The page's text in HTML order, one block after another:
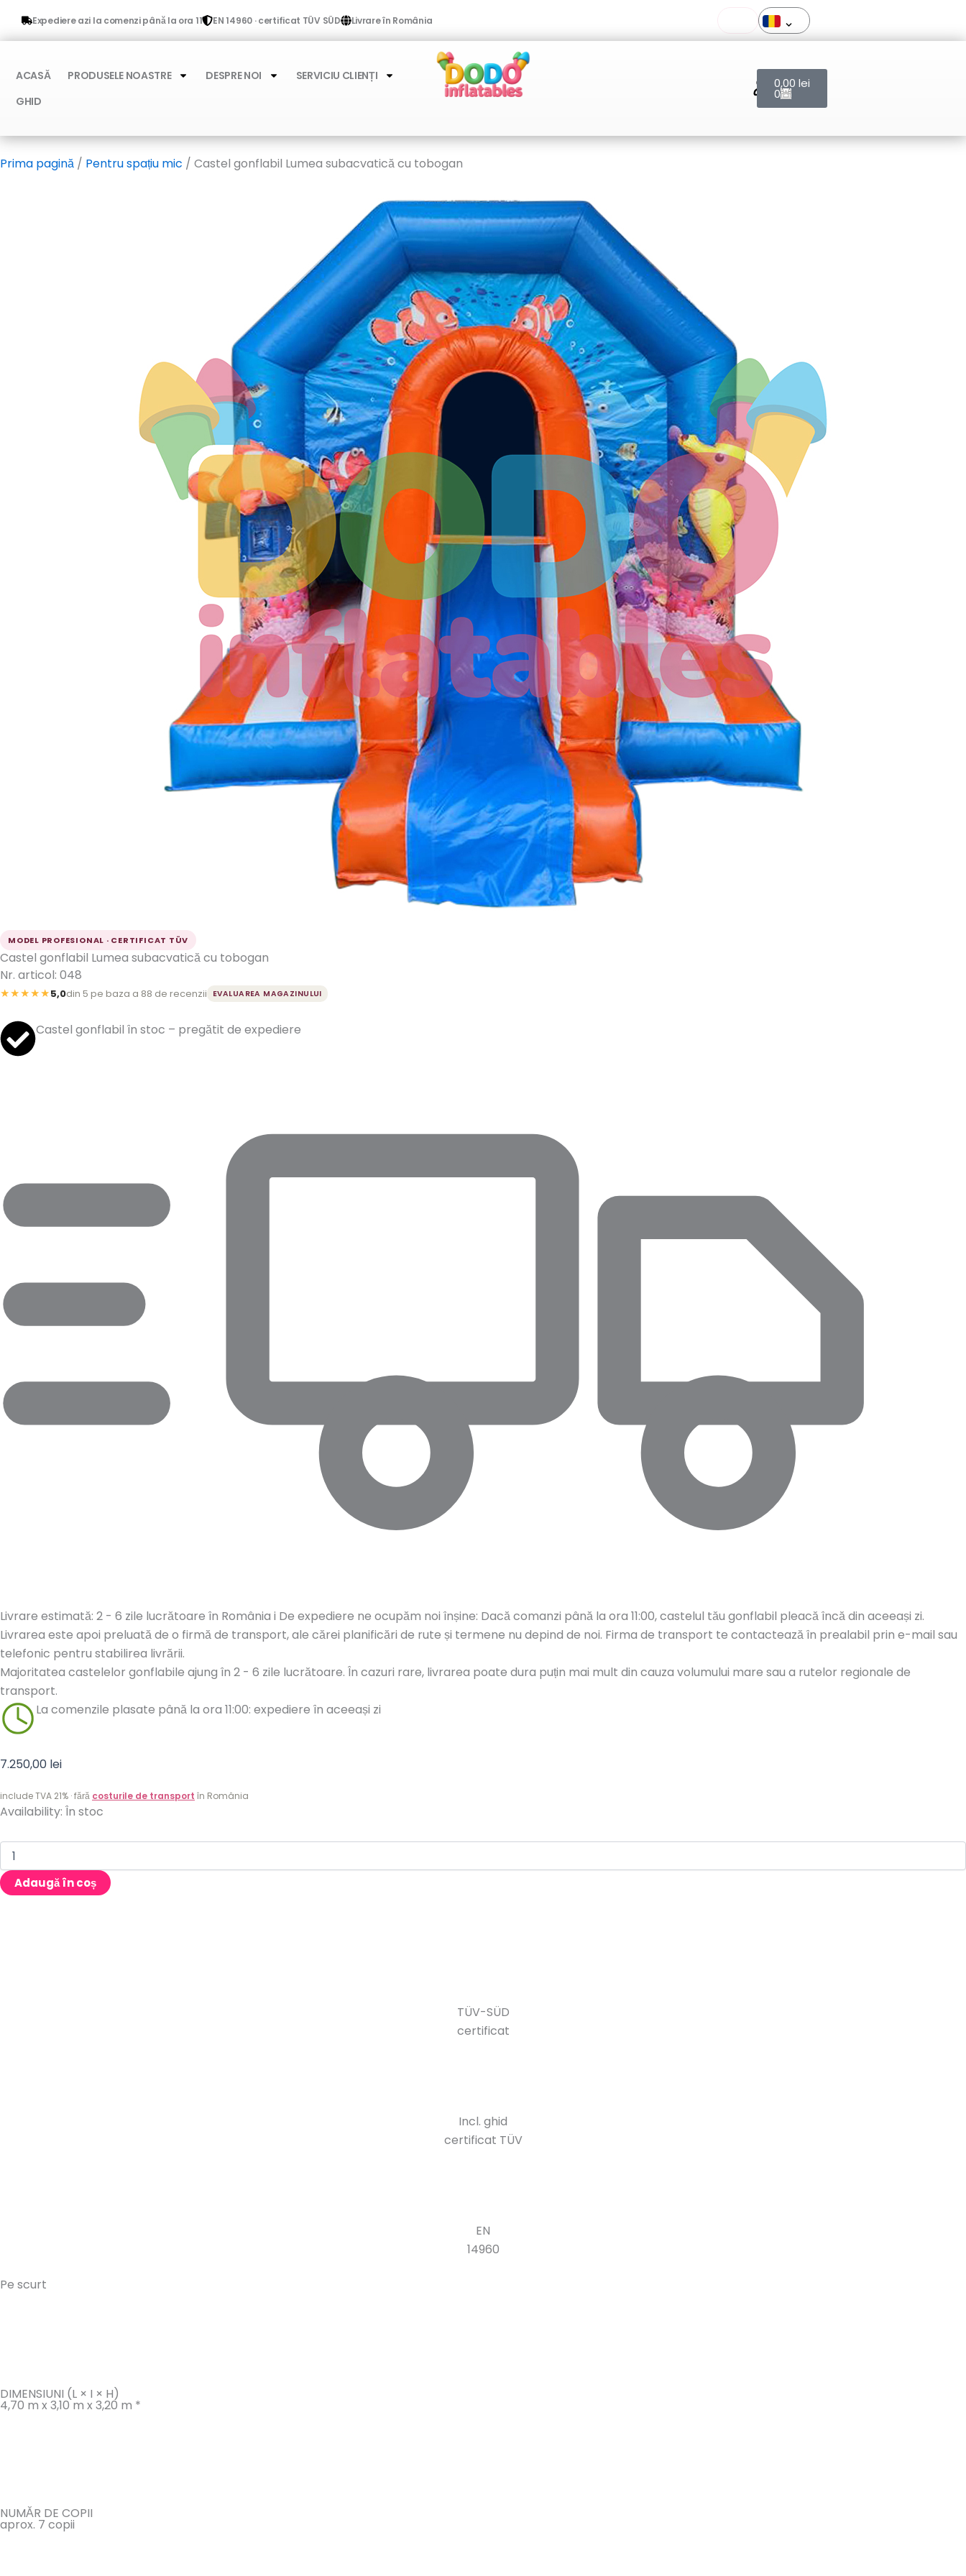
content
Expediere azi la comenzi până la ora 11 EN 14960 · certificat TÜV SÜD Livrare în România
ACASĂ PRODUSELE NOASTRE DESPRE NOI
SERVICIU CLIENȚI
GHID
0,00lei
0
Cart
Prima pagină / Pentru spațiu mic / Castel gonflabil Lumea subacvatică cu tobogan
MODEL PROFESIONAL · CERTIFICAT TÜV
Castel gonflabil Lumea subacvatică cu tobogan
Nr. articol: 048
★★★★★5,0din 5 pe baza a 88 de recenzii EVALUAREA MAGAZINULUI
Castel gonflabil în stoc – pregătit de expediere
Livrare estimată: 2 - 6 zile lucrătoare în România i De expediere ne ocupăm noi înșine: Dacă comanzi până la ora 11:00, castelul tău gonflabil pleacă încă din aceeași zi.
Livrarea este apoi preluată de o firmă de transport, ale cărei planificări de rute și termene nu depind de noi. Firma de transport te contactează în prealabil prin e-mail sau
telefonic pentru stabilirea livrării.
Majoritatea castelelor gonflabile ajung în 2 - 6 zile lucrătoare. În cazuri rare, livrarea poate dura puțin mai mult din cauza volumului mare sau a rutelor regionale de
transport.
La comenzile plasate până la ora 11:00: expediere în aceeași zi
7.250,00 lei
include TVA 21% · fără costurile de transport în România
Availability: În stoc
Cantitate
gonflabil
Lumea
subacvatică
cu
tobogan
Adaugă în coș
TÜV-SÜD
certificat
Incl. ghid
certificat TÜV
EN
14960
Pe scurt
DIMENSIUNI (L × I × H)
4,70 m x 3,10 m x 3,20 m *
NUMĂR DE COPII
aprox. 7 copii